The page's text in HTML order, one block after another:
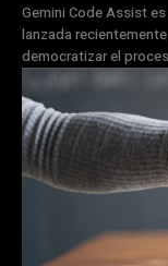
Gemini Code Assist
lanzada
democratizar el